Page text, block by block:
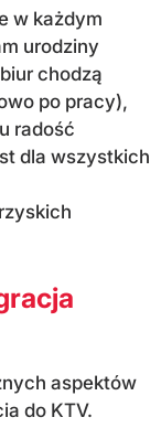
w każdym
urodziny
chodzą
po pracy),
radość
dla wszystkich
aspektów
do KTV.